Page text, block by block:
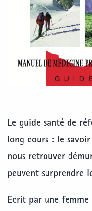
Le guide santé de
long cours : le savoir
nous retrouver
peuvent surprendre
Ecrit par une femme